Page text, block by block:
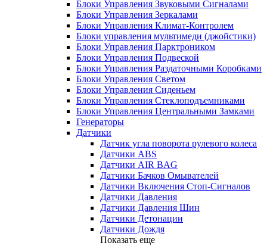
Блоки Управления Звуковыми Сигналами
Блоки Управления Зеркалами
Блоки Управления Климат-Контролем
Блоки управления мультимеди (джойстики)
Блоки Управления Парктроником
Блоки Управления Подвеской
Блоки Управления Раздаточными Коробками
Блоки Управления Светом
Блоки Управления Сиденьем
Блоки Управления Стеклоподъемниками
Блоки Управления Центральными Замками
Генераторы
Датчики
Датчик угла поворота рулевого колеса
Датчики ABS
Датчики AIR BAG
Датчики Бачков Омывателей
Датчики Включения Стоп-Сигналов
Датчики Давления
Датчики Давления Шин
Датчики Детонации
Датчики Дождя
Показать еще